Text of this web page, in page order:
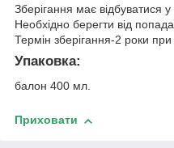
Зберігання має відбуватися
Необхідно берегти від
Термін зберігання-2 роки
Упаковка:
балон 400 мл.
Приховати